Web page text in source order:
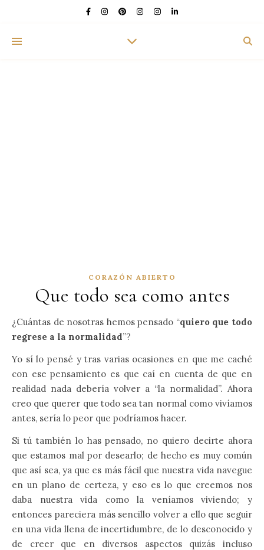
CORAZÓN ABIERTO
Que todo sea como antes
¿Cuántas de nosotras hemos pensado “quiero que todo
regrese a la normalidad”?
Yo sí lo pensé y tras varias ocasiones en que me caché
con ese pensamiento es que caí en cuenta de que en
realidad nada debería volver a “la normalidad”. Ahora
creo que querer que todo sea tan normal como vivíamos
antes, sería lo peor que podríamos hacer.
Si tú también lo has pensado, no quiero decirte ahora
que estamos mal por desearlo; de hecho es muy común
que así sea, ya que es más fácil que nuestra vida navegue
en un plano de certeza, y eso es lo que creemos nos
daba nuestra vida como la veníamos viviendo; y
entonces pareciera más sencillo volver a ello que seguir
en una vida llena de incertidumbre, de lo desconocido y
de creer que en diversos aspectos quizás incluso